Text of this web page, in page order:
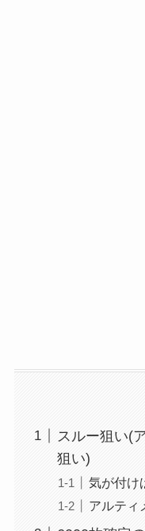
スルー狙い(
狙い)
気が付け
アルティ